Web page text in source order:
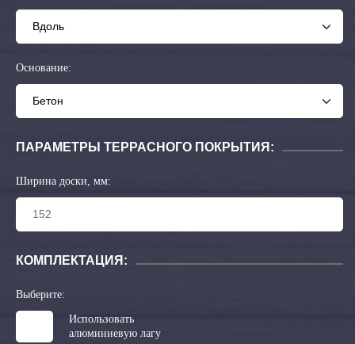
Основание:
ПАРАМЕТРЫ ТЕРРАСНОГО ПОКРЫТИЯ:
Ширина доски, мм:
КОМПЛЕКТАЦИЯ:
Выберите:
Использовать
алюминиевую лагу